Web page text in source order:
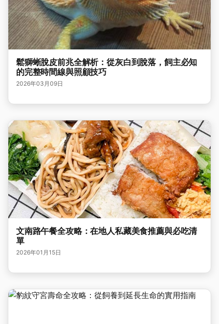
鬆獅蜥脫皮前兆全解析：從灰白到脫落，飼主必知
的完整時間線與照顧技巧
2026年03月09日
文南路午餐全攻略：在地人私藏美食推薦與必吃清
單
2026年01月15日